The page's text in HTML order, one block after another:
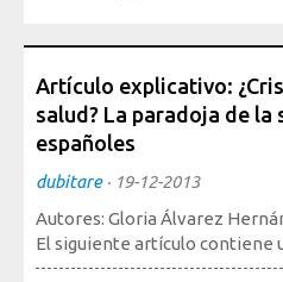
Artículo explicativo:
salud? La paradoja de la
españoles
dubitare· 19-12-2013
Autores: Gloria Álvarez
El siguiente artículo contiene